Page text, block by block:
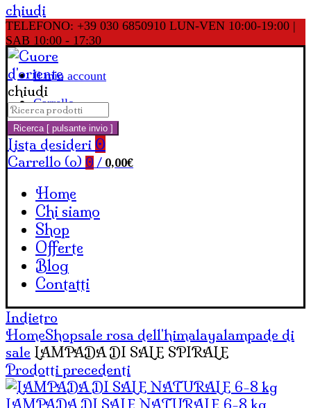
chiudi
TELEFONO: +39 030 6850910 LUN-VEN 10:00-19:00 |
SAB 10:00 - 17:30
Il mio account
Carrello
chiudi
Cerca:
Ricerca [ pulsante invio ]
Lista desideri 0
Carrello (o) 0 / 0,00€
Home
Chi siamo
Shop
Offerte
Blog
Contatti
Indietro
HomeShopsale rosa dell'himalayalampade di
sale LAMPADA DI SALE SPIRALE
Prodotti precedenti
LAMPADA DI SALE NATURALE 6-8 kg